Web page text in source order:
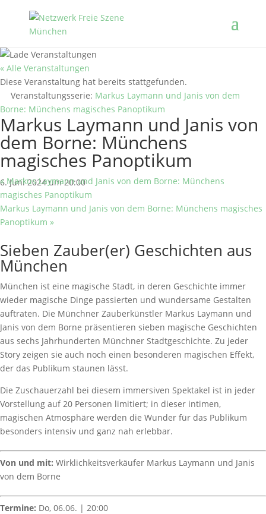
« Alle Veranstaltungen
Diese Veranstaltung hat bereits stattgefunden.
Veranstaltungsserie: Markus Laymann und Janis von dem
Borne: Münchens magisches Panoptikum
Markus Laymann und Janis von
dem Borne: Münchens
magisches Panoptikum
6. Juni 2024 um 20:00
«Markus Laymann und Janis von dem Borne: Münchens
magisches Panoptikum
Markus Laymann und Janis von dem Borne: Münchens magisches
Panoptikum »
Sieben Zauber(er) Geschichten aus
München
München ist eine magische Stadt, in deren Geschichte immer
wieder magische Dinge passierten und wundersame Gestalten
auftraten. Die Münchner Zauberkünstler Markus Laymann und
Janis von dem Borne präsentieren sieben magische Geschichten
aus sechs Jahrhunderten Münchner Stadtgeschichte. Zu jeder
Story zeigen sie auch noch einen besonderen magischen Effekt,
der das Publikum staunen lässt.
Die Zuschauerzahl bei diesem immersiven Spektakel ist in jeder
Vorstellung auf 20 Personen limitiert; in dieser intimen,
magischen Atmosphäre werden die Wunder für das Publikum
besonders intensiv und ganz nah erlebbar.
Von und mit: Wirklichkeitsverkäufer Markus Laymann und Janis
von dem Borne
Termine: Do, 06.06. | 20:00